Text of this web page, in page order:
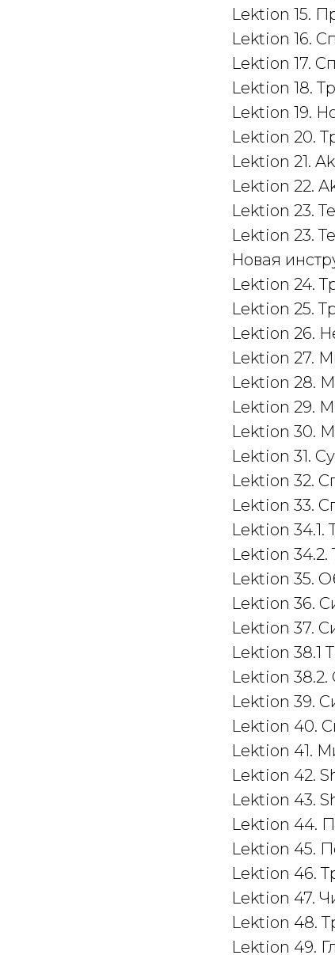
Lektion 15.
Lektion 16.
Lektion 17.
Lektion 18.
Lektion 19.
Lektion 20.
Lektion 21.
Lektion 22.
Lektion 23.
Lektion 23.
Новая
Lektion 24.
Lektion 25.
Lektion 26.
Lektion 27.
Lektion 28.
Lektion 29.
Lektion 30.
Lektion 31.
Lektion 32.
Lektion 33.
Lektion 34.1.
Lektion 34.2.
Lektion 35.
Lektion 36.
Lektion 37.
Lektion 38.1
Lektion 38.2.
Lektion 39.
Lektion 40.
Lektion 41.
Lektion 42.
Lektion 43.
Lektion 44.
Lektion 45.
Lektion 46.
Lektion 47.
Lektion 48.
Lektion 49.